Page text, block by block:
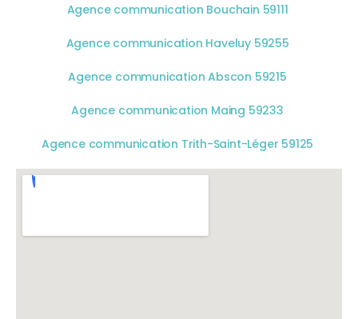
Agence communication Bouchain 59111
Agence communication Haveluy 59255
Agence communication Abscon 59215
Agence communication Maing 59233
Agence communication Trith-Saint-Léger 59125